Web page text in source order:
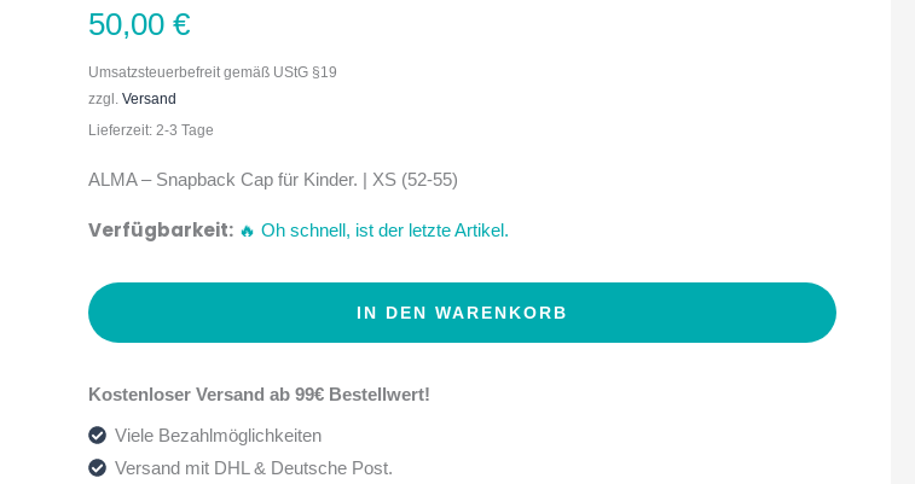
50,00 €
Umsatzsteuerbefreit gemäß UStG §19
zzgl. Versand
Lieferzeit: 2-3 Tage
ALMA – Snapback Cap für Kinder. | XS (52-55)
Verfügbarkeit: 🔥 Oh schnell, ist der letzte Artikel.
Alma
Menge
IN DEN WARENKORB
Kostenloser Versand ab 99€ Bestellwert!
Viele Bezahlmöglichkeiten
Versand mit DHL & Deutsche Post.